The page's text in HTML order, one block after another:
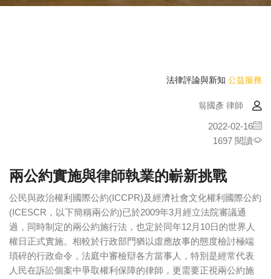
法律評論與新知 公益服務
翁國彥 律師
2022-02-16
1697 閱讀
兩公約實施與律師執業的嶄新挑戰
公民與政治權利國際公約(ICCPR)及經濟社會文化權利國際公約
(ICESCR，以下簡稱兩公約)已於2009年3月經立法院審議通
過，同時制定的兩公約施行法，也定於同年12月10日的世界人
權日正式實施。相較於行政部門猶以虛應故事的態度檢討極端
瑣碎的行政命令，法庭中審檢辯各方當事人，特別是經常代表
人民在訴訟個案中爭取權利保障的律師，更需要正視兩公約施